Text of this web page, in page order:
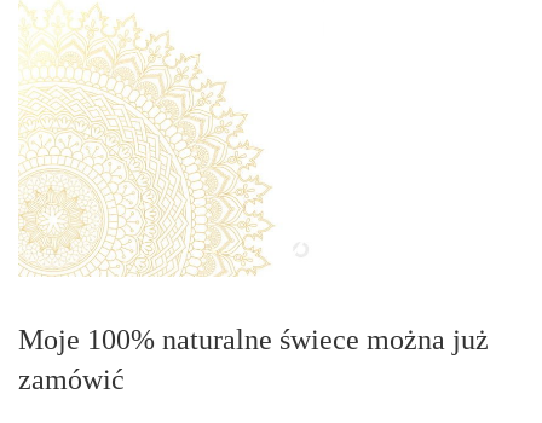
Moje 100% naturalne świece można już
zamówić